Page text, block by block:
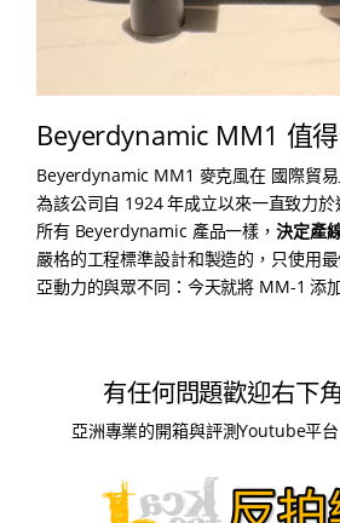
Beyerdynamic MM1 值
Beyerdynamic MM1 麥克風在 國際貿
為該公司自 1924 年成立以來一直致力
所有 Beyerdynamic 產品一樣，決定產
嚴格的工程標準設計和製造的，只使用
亞動力的與眾不同：今天就將 MM-1 添
有任何問題歡迎右下
亞洲專業的開箱與評測Youtube平台